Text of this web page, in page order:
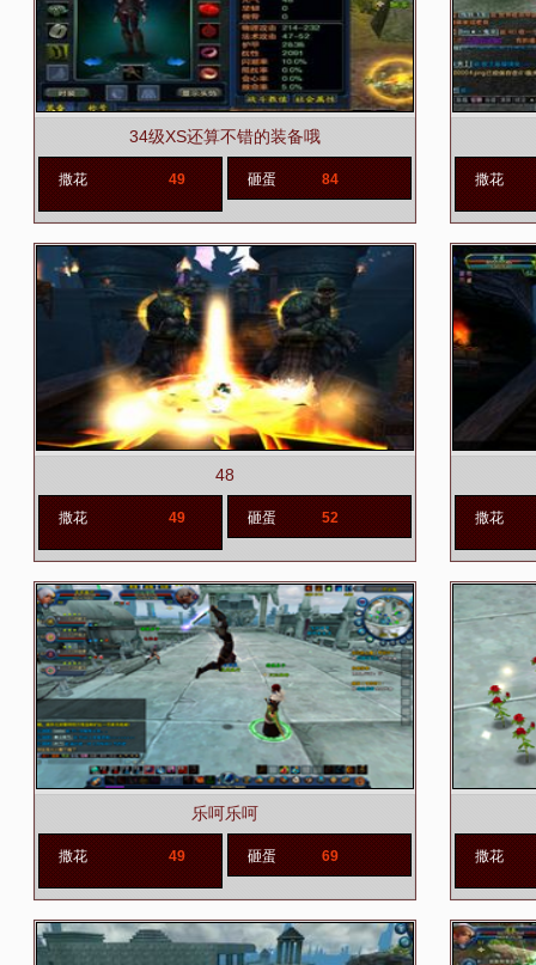
34级XS还算不错的装备哦
撒花 49 砸蛋 84 撒花
48
撒花 49 砸蛋 52 撒花
乐呵乐呵
撒花 49 砸蛋 69 撒花